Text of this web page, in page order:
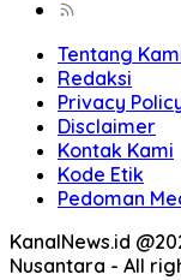
Tentang
Redaksi
Privacy
Disclaimer
Kontak Kami
Kode Etik
Pedoman
KanalNews.id
Nusantara - All